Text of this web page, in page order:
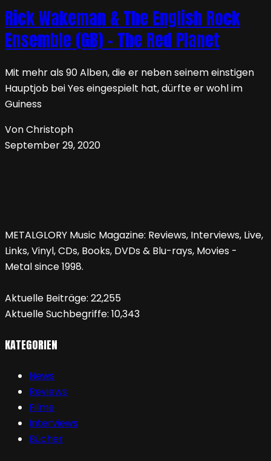
Rick Wakeman & The English Rock
Ensemble (GB) – The Red Planet
Mit mehr als 90 Alben, die er neben seinem einstigen
Hauptjob bei Yes eingespielt hat, dürfte er wohl im
Guiness
Von Christoph
September 29, 2020
METALGLORY Music Magazine: Reviews, Interviews, Live,
Links, Vinyl, CDs, Books, DVDs & Blu-rays, Movies -
Metal since 1998.
Aktuelle Beiträge: 22,255
Aktuelle Suchbegriffe: 10,343
KATEGORIEN
News
Reviews
Filme
Interviews
Bücher